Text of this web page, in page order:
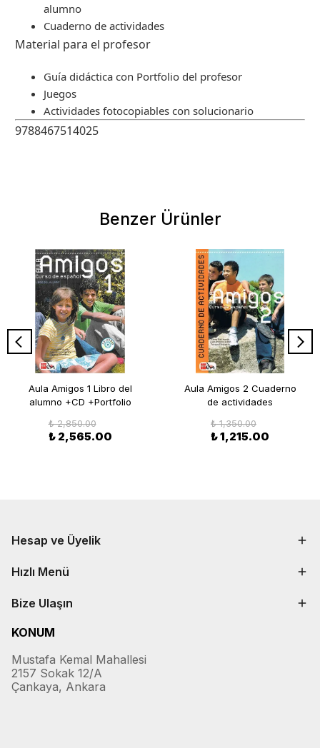
alumno
Cuaderno de actividades
Material para el profesor
Guía didáctica con Portfolio del profesor
Juegos
Actividades fotocopiables con solucionario
9788467514025
Benzer Ürünler
Aula Amigos 1 Libro del
alumno +CD +Portfolio
₺ 2,850.00
₺ 2,565.00
Aula Amigos 2 Cuaderno
de actividades
₺ 1,350.00
₺ 1,215.00
Hesap ve Üyelik
Hızlı Menü
Bize Ulaşın
KONUM
Mustafa Kemal Mahallesi
2157 Sokak 12/A
Çankaya, Ankara